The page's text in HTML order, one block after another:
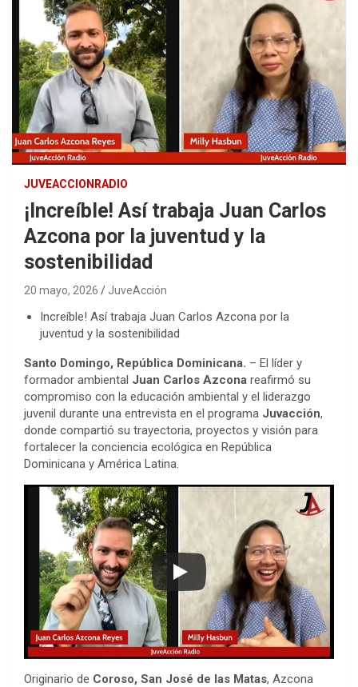
JUVEACCIONRADIO
¡Increíble! Así trabaja Juan Carlos
Azcona por la juventud y la
sostenibilidad
20 mayo, 2026 JuveAcción
Increíble! Así trabaja Juan Carlos Azcona por la
juventud y la sostenibilidad
Santo Domingo, República Dominicana. – El líder y
formador ambiental Juan Carlos Azcona reafirmó su
compromiso con la educación ambiental y el liderazgo
juvenil durante una entrevista en el programa Juvacción,
donde compartió su trayectoria, proyectos y visión para
fortalecer la conciencia ecológica en República
Dominicana y América Latina.
Originario de Coroso, San José de las Matas, Azcona